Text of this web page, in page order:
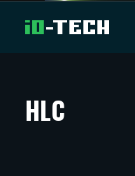
ARTIKKELIT
HLC